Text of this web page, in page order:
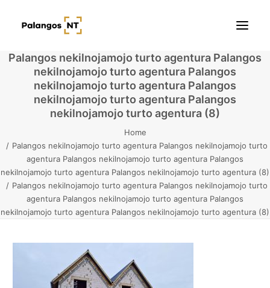
Pradžia
Žemės sklypai
Kontaktai
Palangos nekilnojamojo turto agentura Palangos
nekilnojamojo turto agentura Palangos
nekilnojamojo turto agentura Palangos
nekilnojamojo turto agentura Palangos
nekilnojamojo turto agentura (8)
Home
Palangos nekilnojamojo turto agentura Palangos nekilnojamojo turto
agentura Palangos nekilnojamojo turto agentura Palangos
nekilnojamojo turto agentura Palangos nekilnojamojo turto agentura (8)
Palangos nekilnojamojo turto agentura Palangos nekilnojamojo turto
agentura Palangos nekilnojamojo turto agentura Palangos
nekilnojamojo turto agentura Palangos nekilnojamojo turto agentura (8)